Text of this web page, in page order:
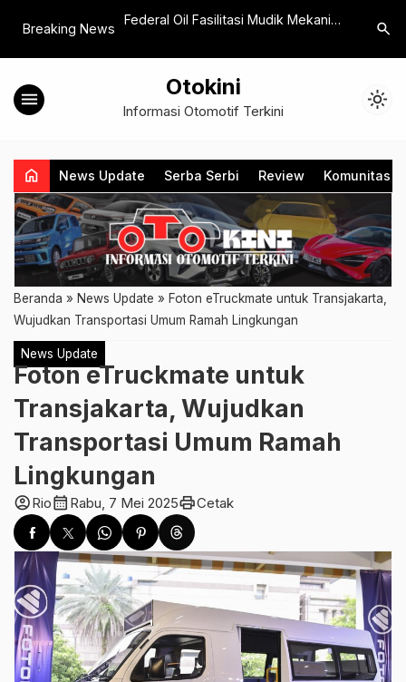
Breaking News
Mulai Rp 799 Juta
Federal Oil Fasilitasi Mudik Mekanik
Pantura
JETOUR
search
menu Otokini
Informasi Otomotif Terkini light_mode
home News Update Serba Serbi Review Komunitas
Beranda » News Update » Foton eTruckmate untuk Transjakarta,
Wujudkan Transportasi Umum Ramah Lingkungan
News Update
Foton eTruckmate untuk
Transjakarta, Wujudkan
Transportasi Umum Ramah
Lingkungan
account_circleRiocalendar_month Rabu, 7 Mei 2025printCetak